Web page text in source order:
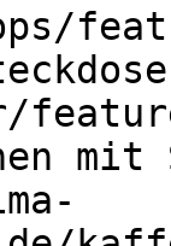
mit